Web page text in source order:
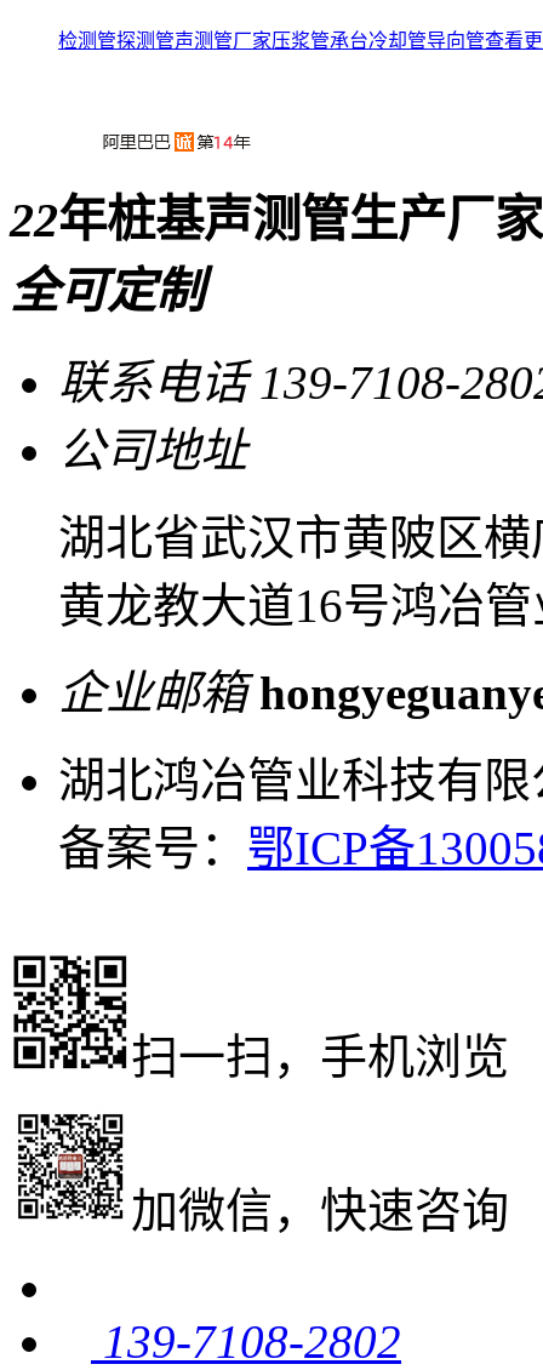
检测管探测管声测管厂家压浆管承台冷却管导向管查看
22年桩基声测管生产厂家
全可定制
联系电话 139-7108-
公司地址
湖北省武汉市黄陂区
黄龙教大道16号鸿冶
企业邮箱
湖北鸿冶管业科技有
备案号： 鄂ICP备
扫一扫，手机浏览
加微信，快速咨询
139-7108-2802